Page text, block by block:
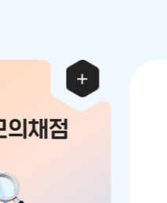
의채점